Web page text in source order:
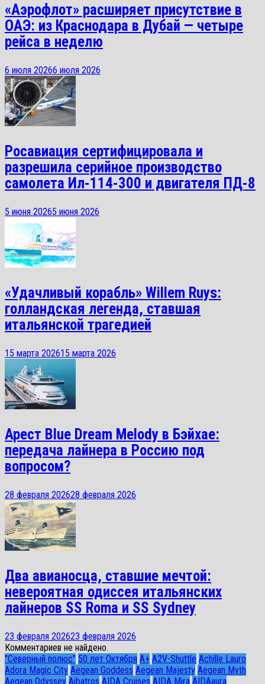
«Аэрофлот» расширяет присутствие в
ОАЭ: из Краснодара в Дубай — четыре
рейса в неделю
6 июля 20266 июля 2026
Росавиация сертифицировала и
разрешила серийное производство
самолета Ил-114-300 и двигателя ПД-8
5 июня 20265 июня 2026
«Удачливый корабль» Willem Ruys:
голландская легенда, ставшая
итальянской трагедией
15 марта 202615 марта 2026
Арест Blue Dream Melody в Бэйхае:
передача лайнера в Россию под
вопросом?
28 февраля 202628 февраля 2026
Два авианосца, ставшие мечтой:
невероятная одиссея итальянских
лайнеров SS Roma и SS Sydney
23 февраля 202623 февраля 2026
Комментариев не найдено.
"Северный полюс" 50 лет Октября A+ A2V-Shuttle Achille Lauro
Adora Magic City Aegean Goddess Aegean Majesty Aegean Myth
Aegean Odyssey Aibatros AIDA Cruises AIDA Mira AIDAaura